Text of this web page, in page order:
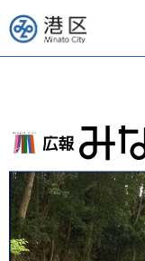
港区
広報みなと